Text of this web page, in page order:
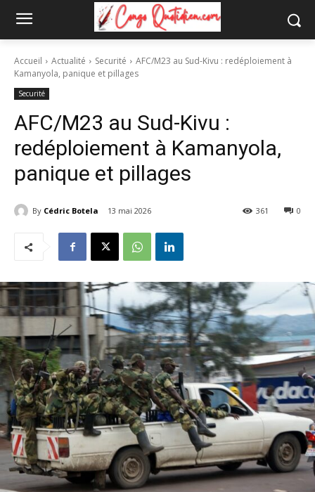
Accueil Actualité Securité
AFC/M23 au Sud-Kivu : redéploiement à
Kamanyola, panique et pillages
Securité
AFC/M23 au Sud-Kivu :
redéploiement à Kamanyola,
panique et pillages
By Cédric Botela 13 mai 2026 0
361